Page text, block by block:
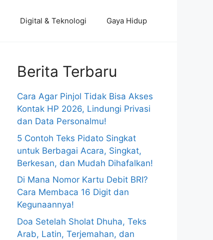
Digital & Teknologi Gaya Hidup
Berita Terbaru
Cara Agar Pinjol Tidak Bisa Akses
Kontak HP 2026, Lindungi Privasi
dan Data Personalmu!
5 Contoh Teks Pidato Singkat
untuk Berbagai Acara, Singkat,
Berkesan, dan Mudah Dihafalkan!
Di Mana Nomor Kartu Debit BRI?
Cara Membaca 16 Digit dan
Kegunaannya!
Doa Setelah Sholat Dhuha, Teks
Arab, Latin, Terjemahan, dan